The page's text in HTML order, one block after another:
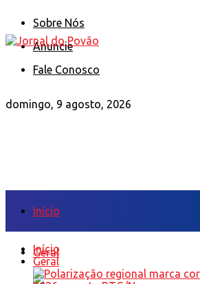
Sobre Nós
Anuncie
Fale Conosco
domingo, 9 agosto, 2026
Início
Geral
Início
Geral